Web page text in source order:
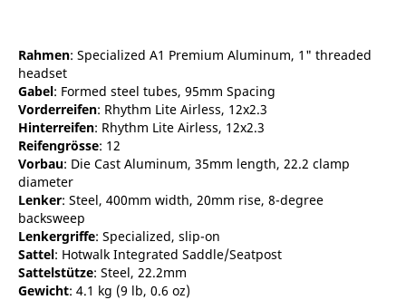
Rahmen: Specialized A1 Premium Aluminum, 1" threaded
headset
Gabel: Formed steel tubes, 95mm Spacing
Vorderreifen: Rhythm Lite Airless, 12x2.3
Hinterreifen: Rhythm Lite Airless, 12x2.3
Reifengrösse: 12
Vorbau: Die Cast Aluminum, 35mm length, 22.2 clamp
diameter
Lenker: Steel, 400mm width, 20mm rise, 8-degree
backsweep
Lenkergriffe: Specialized, slip-on
Sattel: Hotwalk Integrated Saddle/Seatpost
Sattelstütze: Steel, 22.2mm
Gewicht: 4.1 kg (9 lb, 0.6 oz)